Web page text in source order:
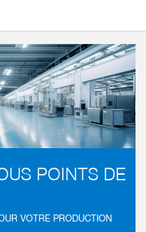
POINTS DE
VOTRE PRODUCTION